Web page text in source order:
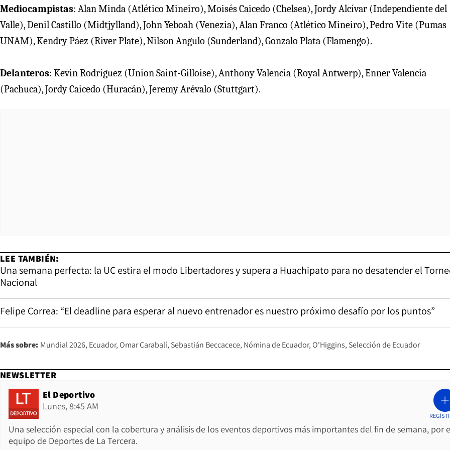
Mediocampistas: Alan Minda (Atlético Mineiro), Moisés Caicedo (Chelsea), Jordy Alcívar (Independiente del
Valle), Denil Castillo (Midtjylland), John Yeboah (Venezia), Alan Franco (Atlético Mineiro), Pedro Vite (Pumas
UNAM), Kendry Páez (River Plate), Nilson Angulo (Sunderland), Gonzalo Plata (Flamengo).
Delanteros: Kevin Rodríguez (Union Saint-Gilloise), Anthony Valencia (Royal Antwerp), Enner Valencia
(Pachuca), Jordy Caicedo (Huracán), Jeremy Arévalo (Stuttgart).
LEE TAMBIÉN:
Una semana perfecta: la UC estira el modo Libertadores y supera a Huachipato para no desatender el
Nacional
Felipe Correa: “El deadline para esperar al nuevo entrenador es nuestro próximo desafío por los puntos”
Más sobre: Mundial 2026 Ecuador Omar Carabalí Sebastián Beccacece Nómina de Ecuador O'Higgins Selección de Ecuador
NEWSLETTER
El Deportivo
Lunes, 8:45 AM
Una selección especial con la cobertura y análisis de los eventos deportivos más importantes del fin de semana, por
equipo de Deportes de La Tercera.